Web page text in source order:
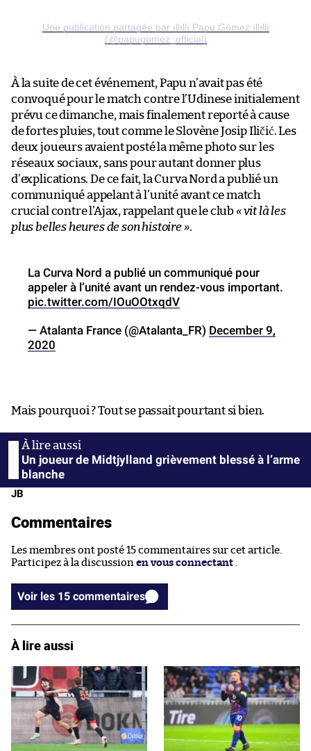
Une publication partagée par ıllıllı Papu Gómez ıllıllı
(@papugomez_official)
À la suite de cet événement, Papu n’avait pas été
convoqué pour le match contre l’Udinese initialement
prévu ce dimanche, mais finalement reporté à cause
de fortes pluies, tout comme le Slovène Josip Iličić. Les
deux joueurs avaient posté la même photo sur les
réseaux sociaux, sans pour autant donner plus
d’explications. De ce fait, la Curva Nord a publié un
communiqué appelant à l’unité avant ce match
crucial contre l’Ajax, rappelant que le club« vit là les
plus belles heures de son histoire ».
La Curva Nord a publié un communiqué pour
appeler à l’unité avant un rendez-vous important.
pic.twitter.com/IOuOOtxqdV
— Atalanta France (@Atalanta_FR) December 9,
2020
Mais pourquoi ? Tout se passait pourtant si bien.
Un joueur de Midtjylland grièvement blessé à l’arme
blanche
JB
Commentaires
Les membres ont posté 15 commentaires sur cet article.
Participez à la discussion en vous connectant
Voir les 15 commentaires
À lire aussi